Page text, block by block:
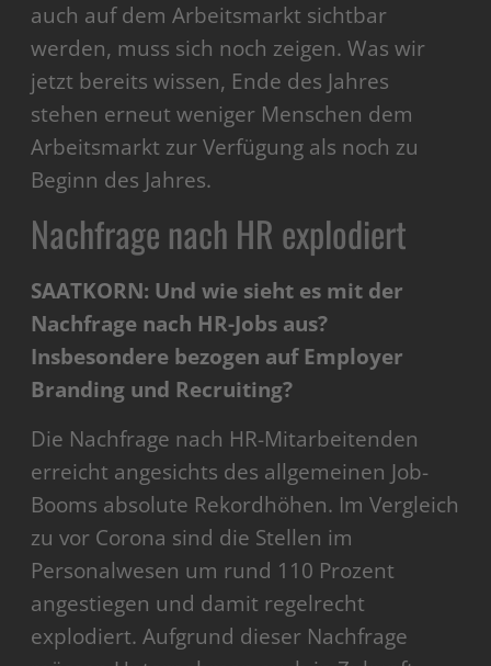
auch auf dem Arbeitsmarkt sichtbar
werden, muss sich noch zeigen. Was wir
jetzt bereits wissen, Ende des Jahres
stehen erneut weniger Menschen dem
Arbeitsmarkt zur Verfügung als noch zu
Beginn des Jahres.
Nachfrage nach HR explodiert
SAATKORN: Und wie sieht es mit der
Nachfrage nach HR-Jobs aus?
Insbesondere bezogen auf Employer
Branding und Recruiting?
Die Nachfrage nach HR-Mitarbeitenden
erreicht angesichts des allgemeinen Job-
Booms absolute Rekordhöhen. Im Vergleich
zu vor Corona sind die Stellen im
Personalwesen um rund 110 Prozent
angestiegen und damit regelrecht
explodiert. Aufgrund dieser Nachfrage